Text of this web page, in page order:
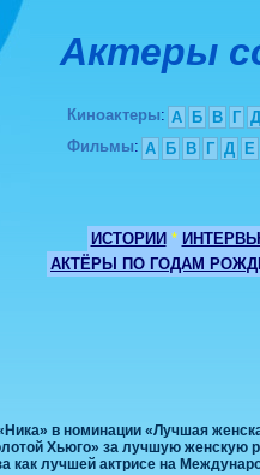
Актеры
Киноактеры: А Б В Г Д
Фильмы: А Б В Г Д Е
ИСТОРИИ *
АКТЁРЫ ПО ГОДАМ
в номинации «Лучшая
Хьюго» за лучшую женскую
как лучшей актрисе на